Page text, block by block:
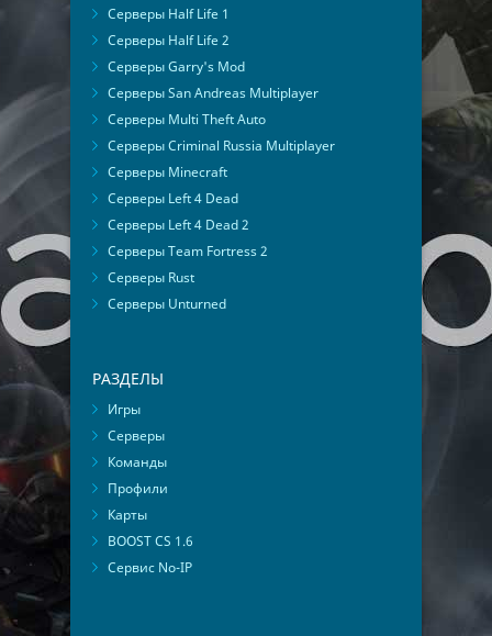
Серверы Half Life 1
Серверы Half Life 2
Серверы Garry's Mod
Серверы San Andreas Multiplayer
Серверы Multi Theft Auto
Серверы Criminal Russia Multiplayer
Серверы Minecraft
Серверы Left 4 Dead
Серверы Left 4 Dead 2
Серверы Team Fortress 2
Серверы Rust
Серверы Unturned
РАЗДЕЛЫ
Игры
Серверы
Команды
Профили
Карты
BOOST CS 1.6
Сервис No-IP